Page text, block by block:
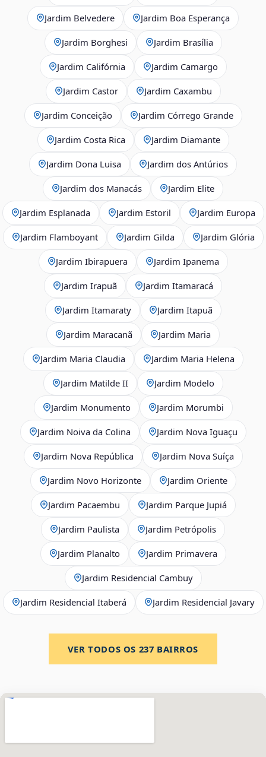
Jardim Belvedere Jardim Boa Esperança
Jardim Borghesi Jardim Brasília
Jardim Califórnia Jardim Camargo
Jardim Castor Jardim Caxambu
Jardim Conceição Jardim Córrego Grande
Jardim Costa Rica Jardim Diamante
Jardim Dona Luisa Jardim dos Antúrios
Jardim dos Manacás Jardim Elite
Jardim Esplanada Jardim Estoril Jardim Europa
Jardim Flamboyant Jardim Gilda Jardim Glória
Jardim Ibirapuera Jardim Ipanema
Jardim Irapuã Jardim Itamaracá
Jardim Itamaraty Jardim Itapuã
Jardim Maracanã Jardim Maria
Jardim Maria Claudia Jardim Maria Helena
Jardim Matilde II Jardim Modelo
Jardim Monumento Jardim Morumbi
Jardim Noiva da Colina Jardim Nova Iguaçu
Jardim Nova República Jardim Nova Suíça
Jardim Novo Horizonte Jardim Oriente
Jardim Pacaembu Jardim Parque Jupiá
Jardim Paulista Jardim Petrópolis
Jardim Planalto Jardim Primavera
Jardim Residencial Cambuy
Jardim Residencial Itaberá Jardim Residencial Javary
VER TODOS OS 237 BAIRROS